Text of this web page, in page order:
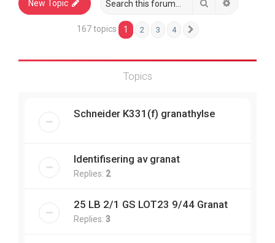
New Topic Search
167 topics 1 2 3 4
Topics
Schneider K331(f) granathylse
Identifisering av granat
Replies: 2
25 LB 2/1 GS LOT23 9/44 Granat
Replies: 3